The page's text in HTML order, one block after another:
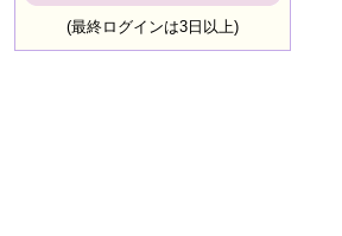
(最終ログインは3日以上)